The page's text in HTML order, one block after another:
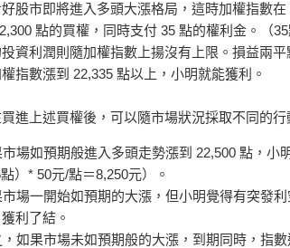
股市即將進入多頭大漲格局，這時加權指數
點的買權，同時支付 35 點的權利金。（
資利潤則隨加權指數上揚沒有上限。損益兩
指數漲到 22,335 點以上，小明就能獲利。
進上述買權後，可以隨市場狀況採取不同的行
場如預期般進入多頭走勢漲到 22,500 點，
）* 50元/點＝8,250元）。
場一開始如預期的大漲，但小明覺得有突發
利了結。
如果市場未如預期般的大漲，到期同時，指